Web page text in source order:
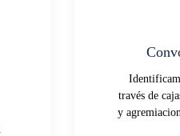
través de
y